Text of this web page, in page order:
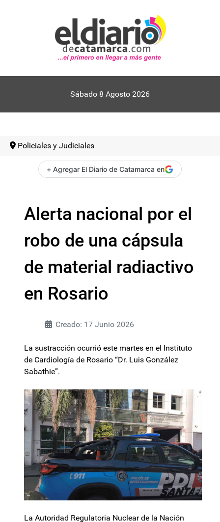
Sábado 8 Agosto 2026
Policiales y Judiciales
+ Agregar El Diario de Catamarca en
Alerta nacional por el
robo de una cápsula
de material radiactivo
en Rosario
Creado: 17 Junio 2026
La sustracción ocurrió este martes en el Instituto
de Cardiología de Rosario “Dr. Luis González
Sabathie”.
La Autoridad Regulatoria Nuclear de la Nación